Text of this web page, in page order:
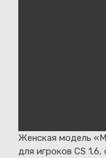
Женская модель
для игроков CS